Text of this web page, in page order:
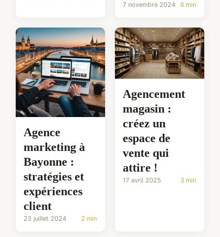
7 novembre 2024 6 min
Agence
marketing à
Bayonne :
stratégies et
expériences
client
23 juillet 2024 2 min
Agencement
magasin :
créez un
espace de
vente qui
attire !
17 avril 2025 3 min